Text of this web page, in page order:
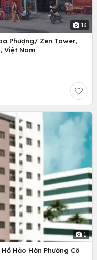
13
Phượng/ Zen Tower,
Việt Nam
1
Hảo Hớn Phường Cô